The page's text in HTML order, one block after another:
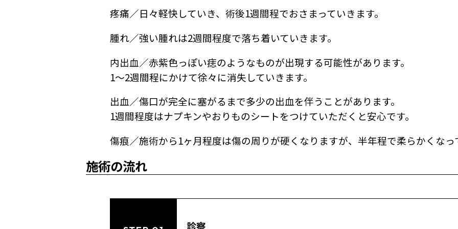
疼痛／日々軽快していき、術後1週間程でおさまっていきます。
腫れ／強い腫れは2週間程度で落ち着いていきます。
内出血／赤紫色っぽい痣のようなものが出現する可能性があります。
1～2週間程にかけて徐々に消失していきます。
出血／傷口が完全に塞がるまで多少の出血を伴うことがあります。
1週間程度はナプキンやおりものシートをつけていただくと安心です。
傷痕／施術から1ヶ月程度は傷の周りが硬くなりますが、半年程で柔らかくなっ
施術の流れ
診察